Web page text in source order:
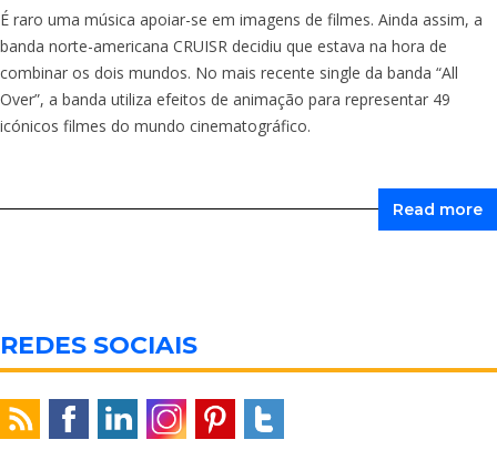
É raro uma música apoiar-se em imagens de filmes. Ainda assim, a
banda norte-americana CRUISR decidiu que estava na hora de
combinar os dois mundos. No mais recente single da banda “All
Over”, a banda utiliza efeitos de animação para representar 49
icónicos filmes do mundo cinematográfico.
Read more
REDES SOCIAIS